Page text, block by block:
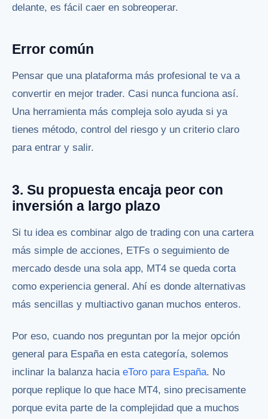
delante, es fácil caer en sobreoperar.
Error común
Pensar que una plataforma más profesional te va a
convertir en mejor trader. Casi nunca funciona así.
Una herramienta más compleja solo ayuda si ya
tienes método, control del riesgo y un criterio claro
para entrar y salir.
3. Su propuesta encaja peor con
inversión a largo plazo
Si tu idea es combinar algo de trading con una cartera
más simple de acciones, ETFs o seguimiento de
mercado desde una sola app, MT4 se queda corta
como experiencia general. Ahí es donde alternativas
más sencillas y multiactivo ganan muchos enteros.
Por eso, cuando nos preguntan por la mejor opción
general para España en esta categoría, solemos
inclinar la balanza hacia eToro para España. No
porque replique lo que hace MT4, sino precisamente
porque evita parte de la complejidad que a muchos